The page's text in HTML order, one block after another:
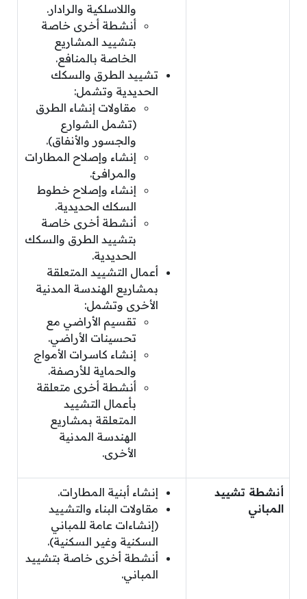
واللاسلكية والرادار.
أنشطة أخرى خاصة
بتشييد المشاريع
الخاصة بالمنافع.
تشييد الطرق والسكك
الحديدية وتشمل:
مقاولات إنشاء الطرق
(تشمل الشوارع
والجسور والأنفاق).
إنشاء وإصلاح المطارات
والمرافئ.
إنشاء وإصلاح خطوط
السكك الحديدية.
أنشطة أخرى خاصة
بتشييد الطرق والسكك
الحديدية.
أعمال التشييد المتعلقة
بمشاريع الهندسة المدنية
الأخرى وتشمل:
تقسيم الأراضي مع
تحسينات الأراضي.
إنشاء كاسرات الأمواج
والحماية للأرصفة.
أنشطة أخرى متعلقة
بأعمال التشييد
المتعلقة بمشاريع
الهندسة المدنية
الأخرى.
أنشطة تشييد
المباني
إنشاء أبنية المطارات.
مقاولات البناء والتشييد
(إنشاءات عامة للمباني
السكنية وغير السكنية).
أنشطة أخرى خاصة بتشييد
المباني.